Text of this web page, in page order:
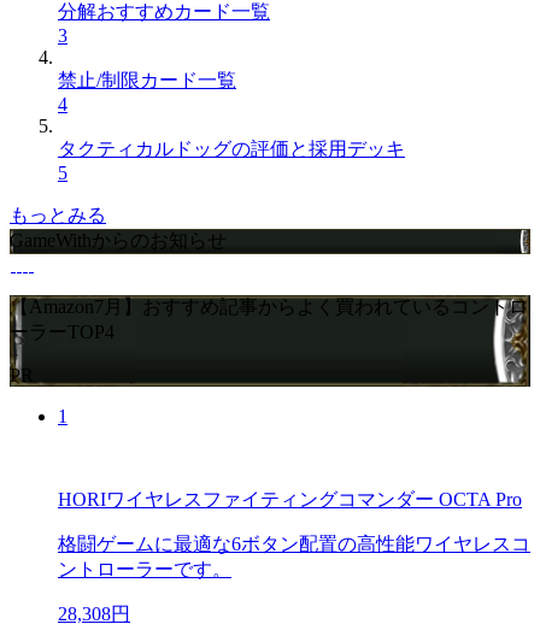
分解おすすめカード一覧
3
禁止/制限カード一覧
4
タクティカルドッグの評価と採用デッキ
5
もっとみる
GameWithからのお知らせ
【Amazon7月】おすすめ記事からよく買われているコントロ
ーラーTOP4
PR
1
HORIワイヤレスファイティングコマンダー OCTA Pro
格闘ゲームに最適な6ボタン配置の高性能ワイヤレスコ
ントローラーです。
28,308円